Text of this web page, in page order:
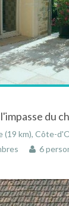
du
Côte-d'Or,
6